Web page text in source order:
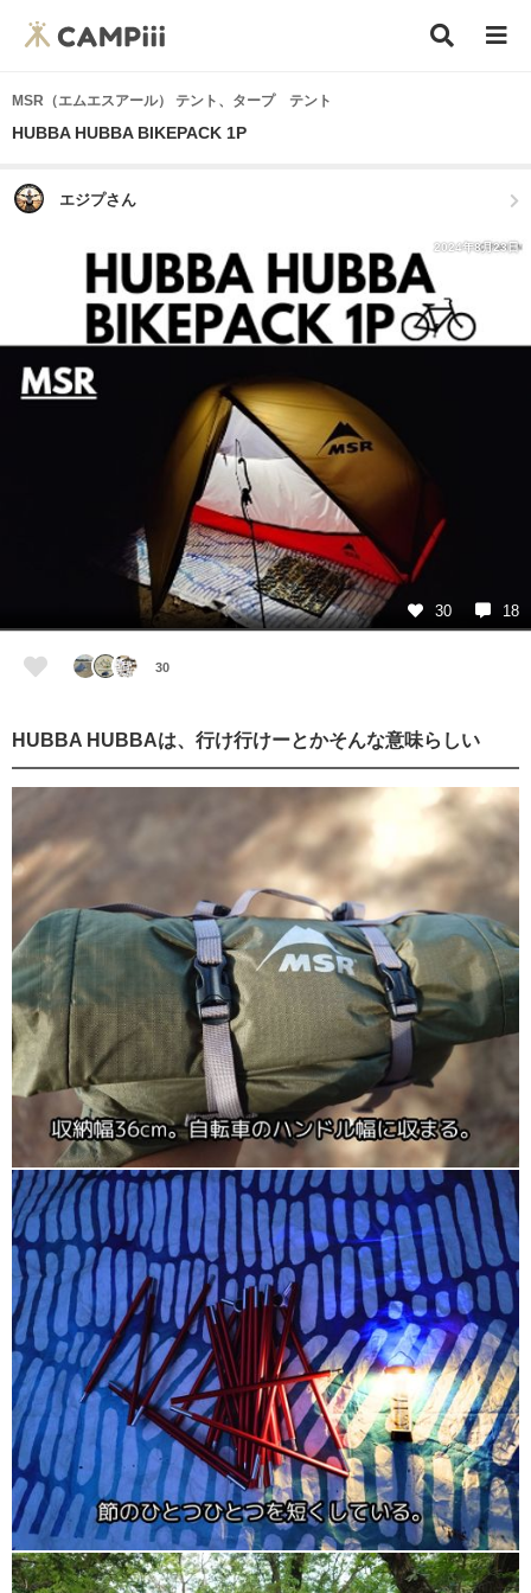
MSR（エムエスアール） テント、タープ テント
HUBBA HUBBA BIKEPACK 1P
エジプさん
2024年8月23日
30 18
30
HUBBA HUBBAは、行け行けーとかそんな意味らしい